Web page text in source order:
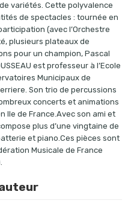
variétés. Cette polyvalence
de spectacles : tournée en
(avec l’Orchestre
plusieurs plateaux de
pour un champion, Pascal
est professeur à l’Ecole
Municipaux de
Son trio de percussions
concerts et animations
Ile de France.Avec son ami et
plus d’une vingtaine de
et piano.Ces pièces sont
Musicale de France